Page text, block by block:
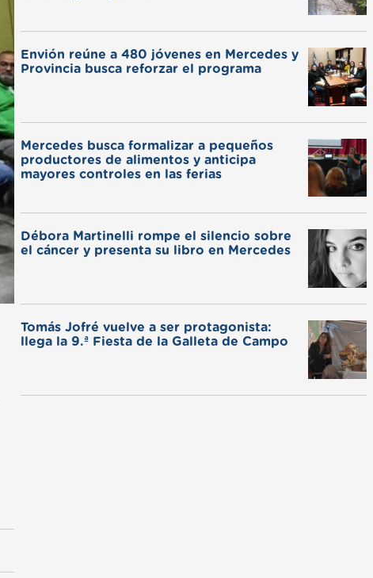
Envión reúne a 480 jóvenes en Mercedes y
Provincia busca reforzar el programa
Mercedes busca formalizar a pequeños
productores de alimentos y anticipa
mayores controles en las ferias
Débora Martinelli rompe el silencio sobre
el cáncer y presenta su libro en Mercedes
Tomás Jofré vuelve a ser protagonista:
llega la 9.ª Fiesta de la Galleta de Campo